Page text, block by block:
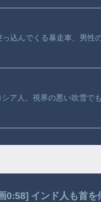
っ込んでくる暴走車、男性
シア人、視界の悪い吹雪で
0:58] インド人も首